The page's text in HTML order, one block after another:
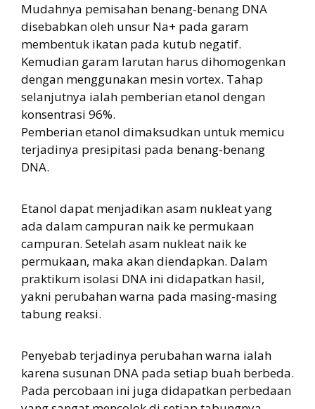
Mudahnya pemisahan benang-benang DNA
disebabkan oleh unsur Na+ pada garam
membentuk ikatan pada kutub negatif.
Kemudian garam larutan harus dihomogenkan
dengan menggunakan mesin vortex. Tahap
selanjutnya ialah pemberian etanol dengan
konsentrasi 96%.
Pemberian etanol dimaksudkan untuk memicu
terjadinya presipitasi pada benang-benang
DNA.
Etanol dapat menjadikan asam nukleat yang
ada dalam campuran naik ke permukaan
campuran. Setelah asam nukleat naik ke
permukaan, maka akan diendapkan. Dalam
praktikum isolasi DNA ini didapatkan hasil,
yakni perubahan warna pada masing-masing
tabung reaksi.
Penyebab terjadinya perubahan warna ialah
karena susunan DNA pada setiap buah berbeda.
Pada percobaan ini juga didapatkan perbedaan